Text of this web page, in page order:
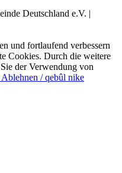
Deutschland e.V. |
und fortlaufend verbessern
Cookies. Durch die weitere
der Verwendung von
Ablehnen / qebûl nike